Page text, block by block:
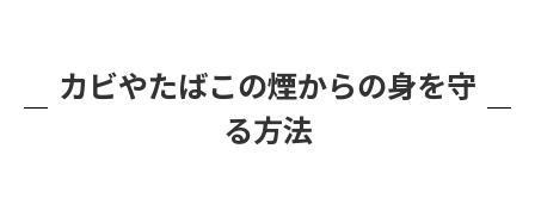
カビやたばこの煙からの身を守
る方法